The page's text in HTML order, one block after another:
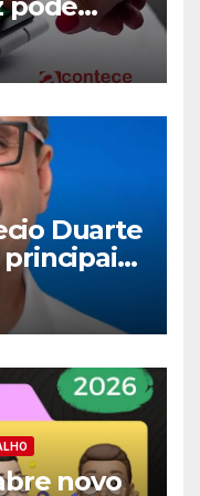
Duarte
para
novo